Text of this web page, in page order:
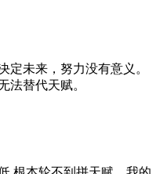
定未来，努力没有意义。
法替代天赋。